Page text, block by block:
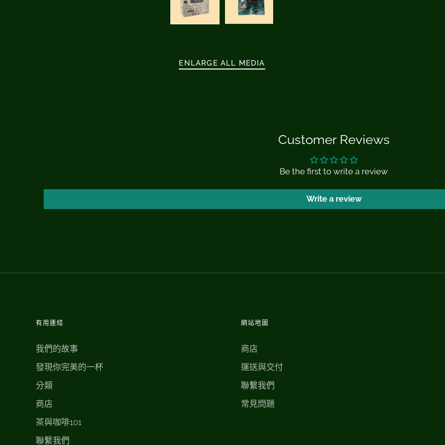
ENLARGE ALL MEDIA
Customer Reviews
Be the first to write a review
Write a review
有用連結
我們的故事
發現你完美的一杯
分類
商店
茶與咖啡101
聯繫我們
網站地圖
商店
運送與交付
聯繫我們
常見問題